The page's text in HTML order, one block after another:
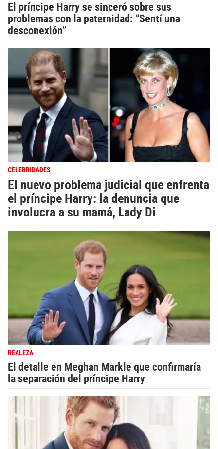
El príncipe Harry se sinceró sobre sus
problemas con la paternidad: “Sentí una
desconexión”
CELEBRIDADES
El nuevo problema judicial que enfrenta
el príncipe Harry: la denuncia que
involucra a su mamá, Lady Di
REALEZA
El detalle en Meghan Markle que confirmaría
la separación del príncipe Harry